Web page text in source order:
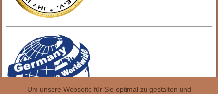
Um unsere Webseite für Sie optimal zu gestalten und